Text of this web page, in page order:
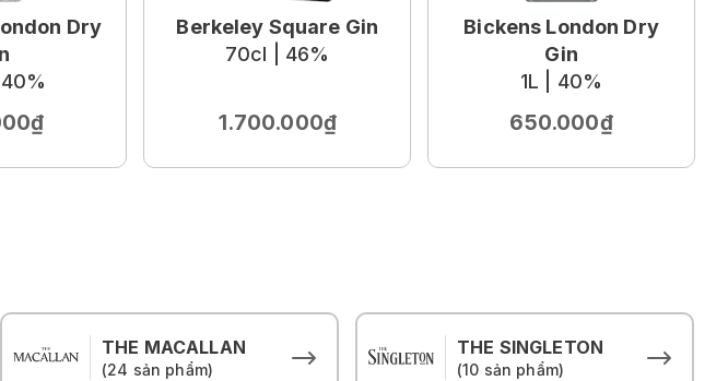
Dry
Berkeley Square Gin
70cl | 46%
1.700.000₫
Bickens London Dry
Gin
1L | 40%
650.000₫
THE MACALLAN
(24 sản phẩm)
THE SINGLETON
(10 sản phẩm)